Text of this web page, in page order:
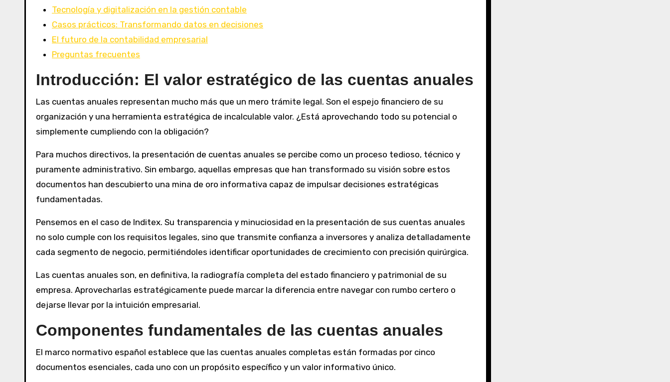
Tecnología y digitalización en la gestión contable
Casos prácticos: Transformando datos en decisiones
El futuro de la contabilidad empresarial
Preguntas frecuentes
Introducción: El valor estratégico de las cuentas anuales
Las cuentas anuales representan mucho más que un mero trámite legal. Son el espejo financiero de su
organización y una herramienta estratégica de incalculable valor. ¿Está aprovechando todo su potencial o
simplemente cumpliendo con la obligación?
Para muchos directivos, la presentación de cuentas anuales se percibe como un proceso tedioso, técnico y
puramente administrativo. Sin embargo, aquellas empresas que han transformado su visión sobre estos
documentos han descubierto una mina de oro informativa capaz de impulsar decisiones estratégicas
fundamentadas.
Pensemos en el caso de Inditex. Su transparencia y minuciosidad en la presentación de sus cuentas anuales
no solo cumple con los requisitos legales, sino que transmite confianza a inversores y analiza detalladamente
cada segmento de negocio, permitiéndoles identificar oportunidades de crecimiento con precisión quirúrgica.
Las cuentas anuales son, en definitiva, la radiografía completa del estado financiero y patrimonial de su
empresa. Aprovecharlas estratégicamente puede marcar la diferencia entre navegar con rumbo certero o
dejarse llevar por la intuición empresarial.
Componentes fundamentales de las cuentas anuales
El marco normativo español establece que las cuentas anuales completas están formadas por cinco
documentos esenciales, cada uno con un propósito específico y un valor informativo único.